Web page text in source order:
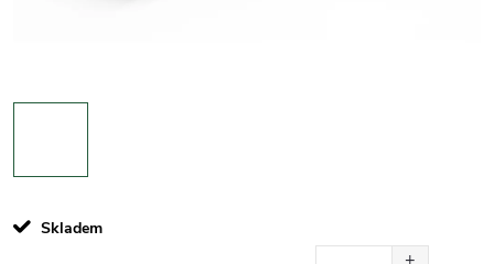
Skladem